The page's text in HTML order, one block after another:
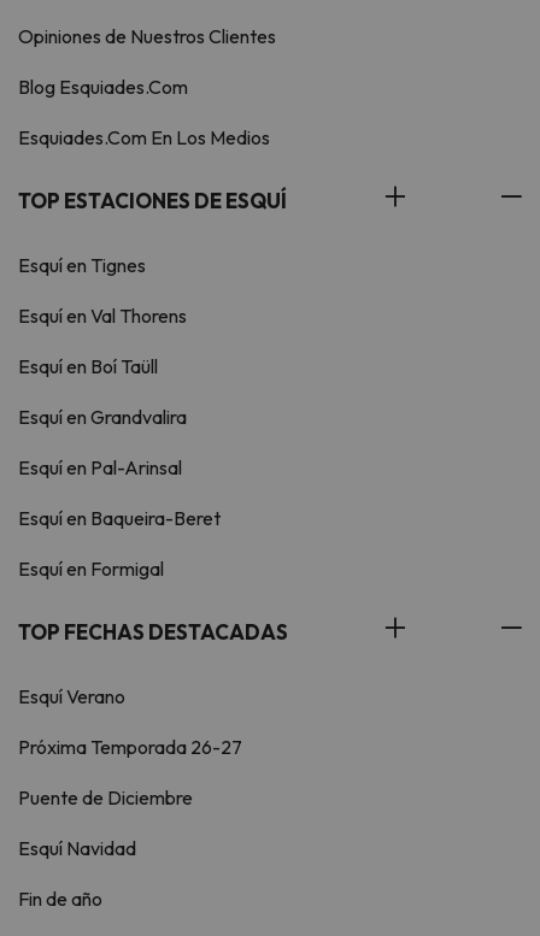
Opiniones de Nuestros Clientes
Blog Esquiades.Com
Esquiades.Com En Los Medios
TOP ESTACIONES DE ESQUÍ
Esquí en Tignes
Esquí en Val Thorens
Esquí en Boí Taüll
Esquí en Grandvalira
Esquí en Pal-Arinsal
Esquí en Baqueira-Beret
Esquí en Formigal
TOP FECHAS DESTACADAS
Esquí Verano
Próxima Temporada 26-27
Puente de Diciembre
Esquí Navidad
Fin de año